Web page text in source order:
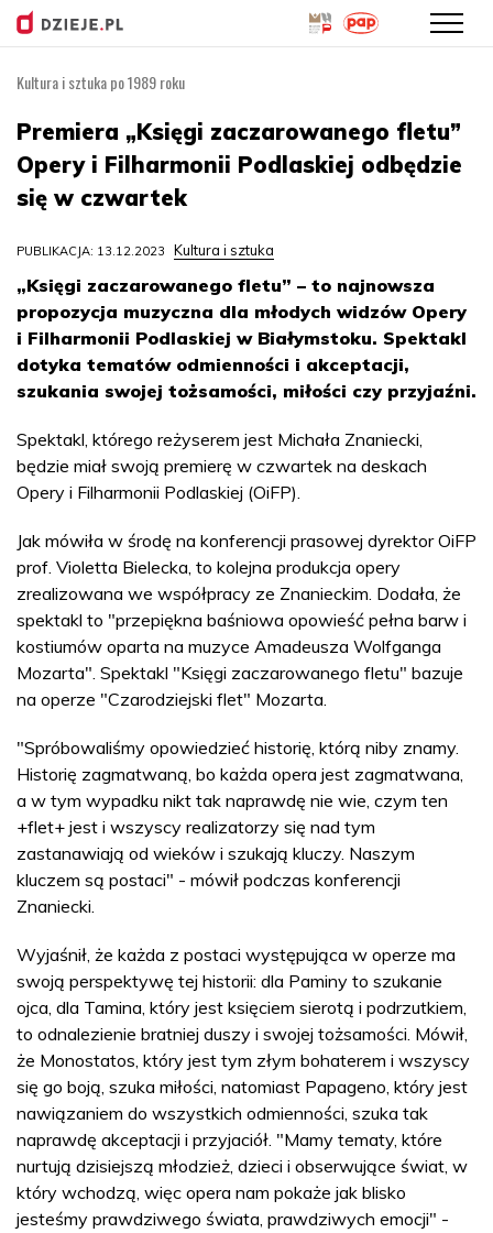
treści
Kultura i sztuka po 1989 roku
Premiera „Księgi zaczarowanego fletu”
Opery i Filharmonii Podlaskiej odbędzie
się w czwartek
PUBLIKACJA: 13.12.2023 Kultura i sztuka
„Księgi zaczarowanego fletu” – to najnowsza
propozycja muzyczna dla młodych widzów Opery
i Filharmonii Podlaskiej w Białymstoku. Spektakl
dotyka tematów odmienności i akceptacji,
szukania swojej tożsamości, miłości czy przyjaźni.
Spektakl, którego reżyserem jest Michała Znaniecki,
będzie miał swoją premierę w czwartek na deskach
Opery i Filharmonii Podlaskiej (OiFP).
Jak mówiła w środę na konferencji prasowej dyrektor OiFP
prof. Violetta Bielecka, to kolejna produkcja opery
zrealizowana we współpracy ze Znanieckim. Dodała, że
spektakl to "przepiękna baśniowa opowieść pełna barw i
kostiumów oparta na muzyce Amadeusza Wolfganga
Mozarta". Spektakl "Księgi zaczarowanego fletu" bazuje
na operze "Czarodziejski flet" Mozarta.
"Spróbowaliśmy opowiedzieć historię, którą niby znamy.
Historię zagmatwaną, bo każda opera jest zagmatwana,
a w tym wypadku nikt tak naprawdę nie wie, czym ten
+flet+ jest i wszyscy realizatorzy się nad tym
zastanawiają od wieków i szukają kluczy. Naszym
kluczem są postaci" - mówił podczas konferencji
Znaniecki.
Wyjaśnił, że każda z postaci występująca w operze ma
swoją perspektywę tej historii: dla Paminy to szukanie
ojca, dla Tamina, który jest księciem sierotą i podrzutkiem,
to odnalezienie bratniej duszy i swojej tożsamości. Mówił,
że Monostatos, który jest tym złym bohaterem i wszyscy
się go boją, szuka miłości, natomiast Papageno, który jest
nawiązaniem do wszystkich odmienności, szuka tak
naprawdę akceptacji i przyjaciół. "Mamy tematy, które
nurtują dzisiejszą młodzież, dzieci i obserwujące świat, w
który wchodzą, więc opera nam pokaże jak blisko
jesteśmy prawdziwego świata, prawdziwych emocji" -